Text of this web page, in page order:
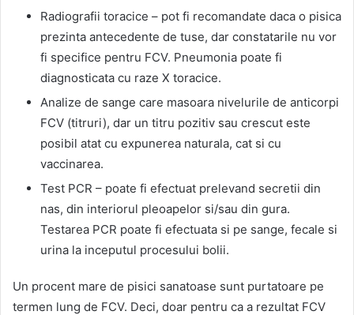
Radiografii toracice – pot fi recomandate daca o pisica
prezinta antecedente de tuse, dar constatarile nu vor
fi specifice pentru FCV. Pneumonia poate fi
diagnosticata cu raze X toracice.
Analize de sange care masoara nivelurile de anticorpi
FCV (titruri), dar un titru pozitiv sau crescut este
posibil atat cu expunerea naturala, cat si cu
vaccinarea.
Test PCR – poate fi efectuat prelevand secretii din
nas, din interiorul pleoapelor si/sau din gura.
Testarea PCR poate fi efectuata si pe sange, fecale si
urina la inceputul procesului bolii.
Un procent mare de pisici sanatoase sunt purtatoare pe
termen lung de FCV. Deci, doar pentru ca a rezultat FCV